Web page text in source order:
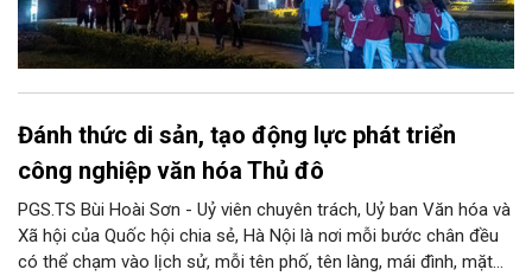
Đánh thức di sản, tạo động lực phát triển
công nghiệp văn hóa Thủ đô
PGS.TS Bùi Hoài Sơn - Uỷ viên chuyên trách, Uỷ ban Văn hóa và
Xã hội của Quốc hội chia sẻ, Hà Nội là nơi mỗi bước chân đều
có thể chạm vào lịch sử, mỗi tên phố, tên làng, mái đình, mặt